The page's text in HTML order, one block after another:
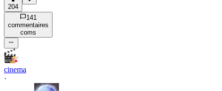
204
141
commentaires
coms
cinema
·